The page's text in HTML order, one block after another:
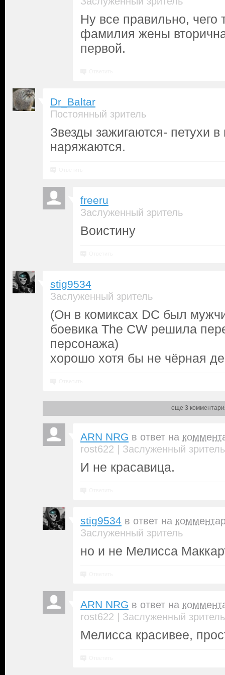
Ну все правильно,
фамилия жены
первой.
Dr_Baltar
Постоянный зритель
Звезды зажигаются- петухи в
наряжаются.
freeru
Заслуженный зритель
Воистину
stig9534
Заслуженный зритель
(Он в комиксах DC был
боевика The CW решила
персонажа)
хорошо хотя бы не чёрная
еще 3
ARN NRG в ответ на
rost622 | Заслуженный зритель
И не красавица.
stig9534 в ответ на
Заслуженный зритель
но и не Мелисса
ARN NRG в ответ на
rost622 | Заслуженный зритель
Мелисса красивее,